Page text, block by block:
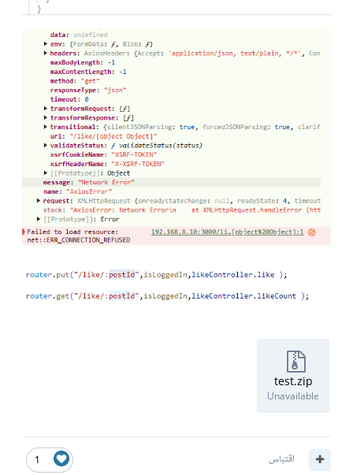
test.zip
Unavailable
1 اقتباس